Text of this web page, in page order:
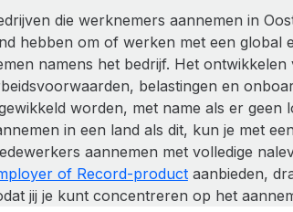
die werknemers aannemen in
hebben om of werken met een global
namens het bedrijf. Het
belastingen en
worden, met name als er geen
in een land als dit, kun je met
aannemen met volledige
of Record-productaanbieden,
jij je kunt concentreren op het